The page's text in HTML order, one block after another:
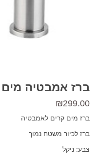
ברז אמבטיה מים קרים
₪299.00
ברז מים קרים לאמבטיה
ברז לכיור משטח נמוך
צבע: ניקל